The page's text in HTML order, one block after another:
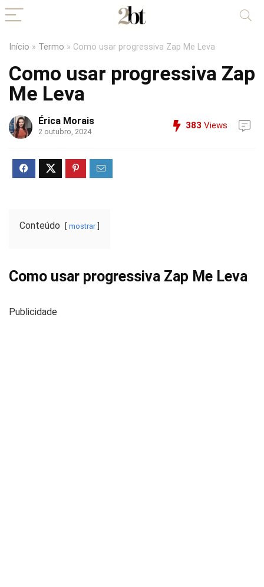
Início » Termo » Como usar progressiva Zap Me Leva
Como usar progressiva Zap
Me Leva
Érica Morais
2 outubro, 2024
383 Views
Conteúdo mostrar
Como usar progressiva Zap Me Leva
Publicidade